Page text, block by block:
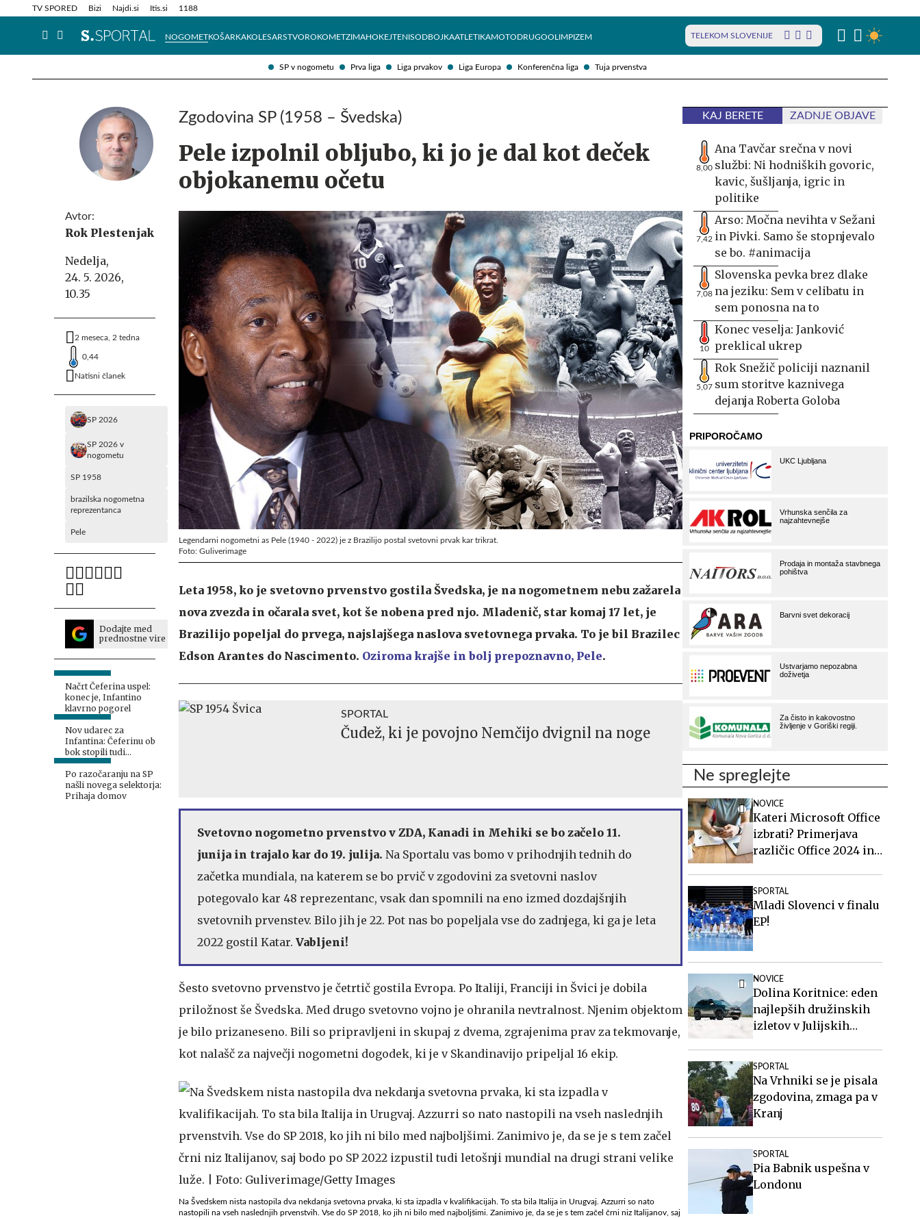
SP v nogometu Prva liga Liga prvakov Liga Europa Konferenčna liga Tuja prvenstva
TV SPORED Bizi Najdi.si Itis.si 1188
NOGOMETKOŠARKAKOLESARSTVOROKOMETZIMAHOKEJTENISODBOJKAATLETIKAMOTODRUGOOLIMPIZEM TELEKOM SLOVENIJE
Info in obvestila Tehnik
Avtor:
Rok Plestenjak
Nedelja,
24. 5. 2026,
10.35
2 meseca, 2 tedna
0,44
Natisni članek
SP 2026
SP 2026 v
nogometu
SP 1958
brazilska nogometna
reprezentanca
Pele
Dodajte med
prednostne vire
Načrt Čeferina uspel:
konec je, Infantino
klavrno pogorel
Nov udarec za
Infantina: Čeferinu ob
bok stopili tudi
Američani
Po razočaranju na SP
našli novega selektorja:
Prihaja domov
Zgodovina SP (1958 – Švedska)
Pele izpolnil obljubo, ki jo je dal kot deček
objokanemu očetu
Legendarni nogometni as Pele (1940 - 2022) je z Brazilijo postal svetovni prvak kar trikrat.
Foto: Guliverimage
Leta 1958, ko je svetovno prvenstvo gostila Švedska, je na nogometnem nebu zažarela
nova zvezda in očarala svet, kot še nobena pred njo. Mladenič, star komaj 17 let, je
Brazilijo popeljal do prvega, najslajšega naslova svetovnega prvaka. To je bil Brazilec
Edson Arantes do Nascimento. Oziroma krajše in bolj prepoznavno, Pele.
SPORTAL
Čudež, ki je povojno Nemčijo dvignil na noge
Svetovno nogometno prvenstvo v ZDA, Kanadi in Mehiki se bo začelo 11.
junija in trajalo kar do 19. julija. Na Sportalu vas bomo v prihodnjih tednih do
začetka mundiala, na katerem se bo prvič v zgodovini za svetovni naslov
potegovalo kar 48 reprezentanc, vsak dan spomnili na eno izmed dozdajšnjih
svetovnih prvenstev. Bilo jih je 22. Pot nas bo popeljala vse do zadnjega, ki ga je leta
2022 gostil Katar. Vabljeni!
Šesto svetovno prvenstvo je četrtič gostila Evropa. Po Italiji, Franciji in Švici je dobila
priložnost še Švedska. Med drugo svetovno vojno je ohranila nevtralnost. Njenim objektom
je bilo prizaneseno. Bili so pripravljeni in skupaj z dvema, zgrajenima prav za tekmovanje,
kot nalašč za največji nogometni dogodek, ki je v Skandinavijo pripeljal 16 ekip.
Na Švedskem nista nastopila dva nekdanja svetovna prvaka, ki sta izpadla v kvalifikacijah. To sta bila Italija in Urugvaj. Azzurri so nato
nastopili na vseh naslednjih prvenstvih. Vse do SP 2018, ko jih ni bilo med najboljšimi. Zanimivo je, da se je s tem začel črni niz Italijanov, saj
KAJ BERETE ZADNJE OBJAVE
8,00
Ana Tavčar srečna v novi
službi: Ni hodniških govoric,
kavic, šušljanja, igric in
politike
7,42
Arso: Močna nevihta v Sežani
in Pivki. Samo še stopnjevalo
se bo. #animacija
7,08
Slovenska pevka brez dlake
na jeziku: Sem v celibatu in
sem ponosna na to
10
Konec veselja: Janković
preklical ukrep
5,07
Rok Snežič policiji naznanil
sum storitve kaznivega
dejanja Roberta Goloba
Ne spreglejte
NOVICE
Kateri Microsoft Office
izbrati? Primerjava
različic Office 2024 in
SPORTAL
Mladi Slovenci v finalu
EP!
NOVICE
Dolina Koritnice: eden
najlepših družinskih
izletov v Julijskih
SPORTAL
Na Vrhniki se je pisala
zgodovina, zmaga pa v
Kranj
SPORTAL
Pia Babnik uspešna v
Londonu